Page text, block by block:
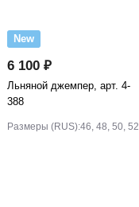
New
6 100 ₽
Льняной джемпер, арт. 4-
388
Размеры (RUS):46, 48, 50, 52